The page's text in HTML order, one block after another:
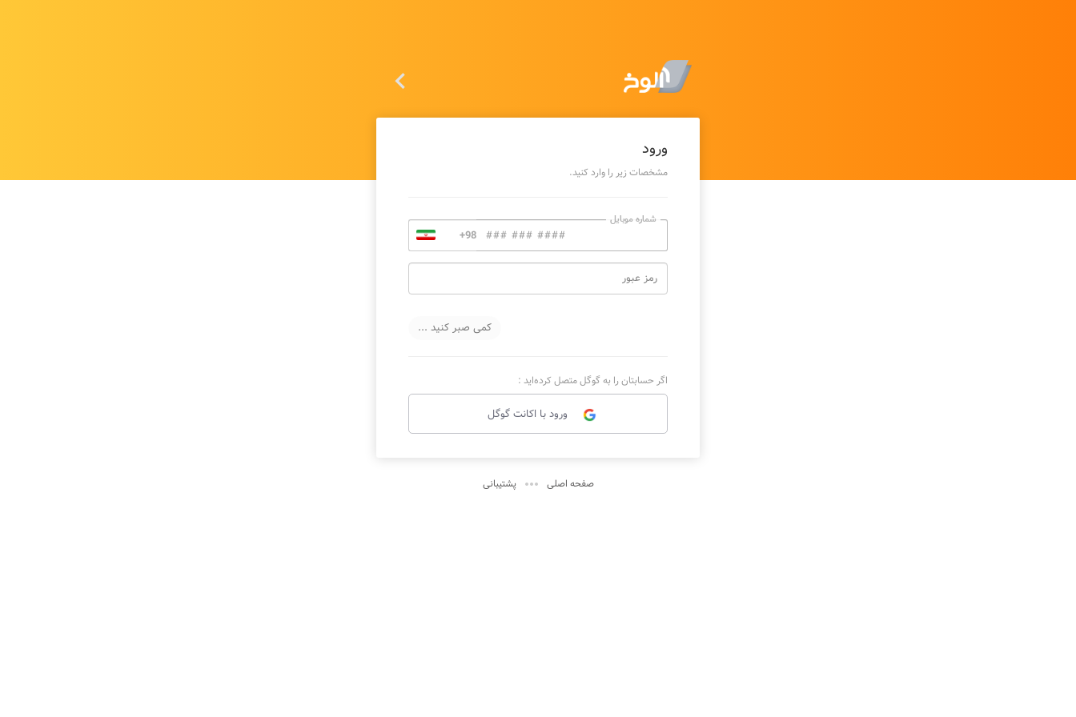

ورود
مشخصات زیر را وارد کنید.
شماره موبایل
رمز عبور
اگر حسابتان را به گوگل متصل کرده‌اید :
ورود با اکانت گوگل
صفحه اصلی  پشتیبانی